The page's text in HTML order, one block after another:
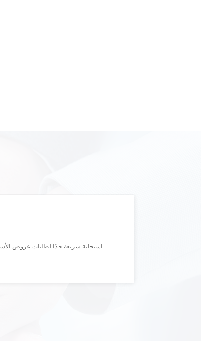
استجابة سريعة جدًا لطلبات عروض الأسعار الخاصة بي ويتم شحن المنتج بسرعة.